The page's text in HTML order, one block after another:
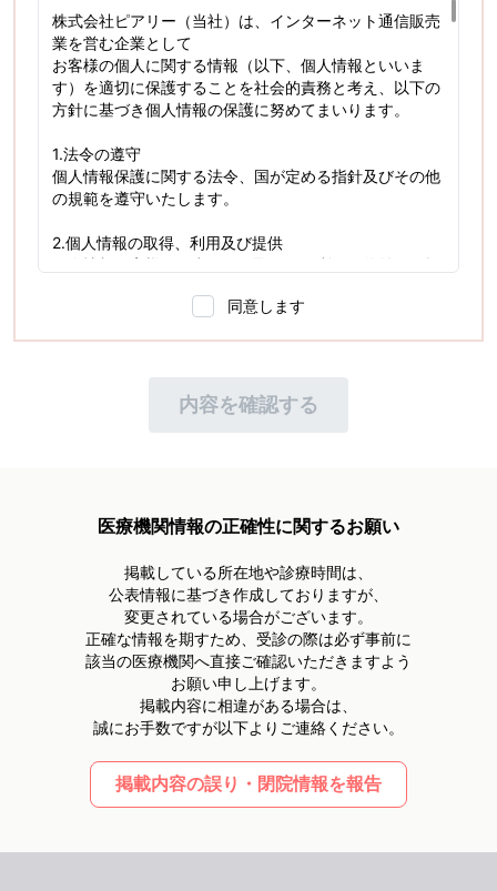
株式会社ピアリー（当社）は、インターネット通信販売
業を営む企業として
お客様の個人に関する情報（以下、個人情報といいま
す）を適切に保護することを社会的責務と考え、以下の
方針に基づき個人情報の保護に努めてまいります。
1.法令の遵守
個人情報保護に関する法令、国が定める指針及びその他
の規範を遵守いたします。
2.個人情報の取得、利用及び提供
個人情報は客様の同意のもと取得し、利用目的並びに提
取得した個人情報は、目的の範囲内でのみ利用・提供い
個人情報への不正アクセス・滅失・破壊・改ざん・漏洩
及び毀損等のリスクを十分に考慮し、組織的・人的・物
お客様からお客様自身の個人情報の開示、訂正、利用停
上で 速やかに対応いたします。
個人情報に関する苦情及びご相談の場合、速やかに対応
いたします。
5.継続的改善
自らの事業の用に供している全ての個人情報の取り扱い
をPMS（個人情報保護マネジメントシステム）の適用範
囲とし、適切に構築・維持し、状況の変化や社会的動
に改善いたします。
同意します
内容を確認する
医療機関情報の正確性に関するお願い
掲載している所在地や診療時間は、
公表情報に基づき作成しておりますが、
変更されている場合がございます。
正確な情報を期すため、受診の際は必ず事前に
該当の医療機関へ直接ご確認いただきますよう
お願い申し上げます。
掲載内容に相違がある場合は、
誠にお手数ですが以下よりご連絡ください。
掲載内容の誤り・閉院情報を報告